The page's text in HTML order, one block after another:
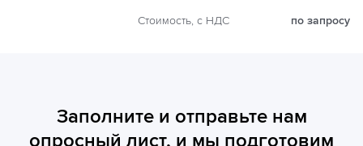
Стоимость, с НДС по запросу
Заполните и отправьте нам
опросный лист, и мы подготовим